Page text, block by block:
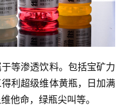
等渗透饮料。包括宝矿力
利超级维体黄瓶，日加满
他命，绿瓶尖叫等。